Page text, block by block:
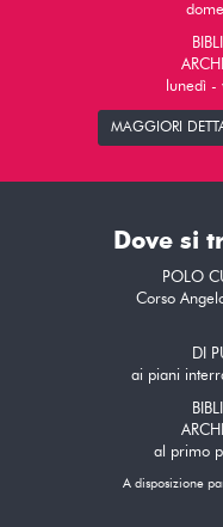
lunedì
MAGGIORI
Dove si
POLO
Corso
DI
ai piani
al primo
A disposizione